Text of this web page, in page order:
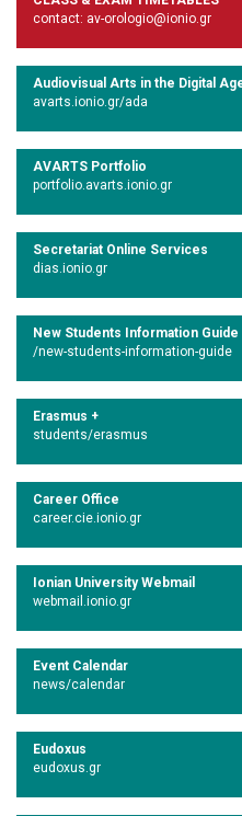
contact: av-orologio@ionio.gr
Audiovisual Arts in the Digital
avarts.ionio.gr/ada
AVARTS Portfolio
portfolio.avarts.ionio.gr
Secretariat Online Services
dias.ionio.gr
New Students Information Guide
/new-students-information-guide
Erasmus +
students/erasmus
Career Office
career.cie.ionio.gr
Ionian University Webmail
webmail.ionio.gr
Event Calendar
news/calendar
Eudoxus
eudoxus.gr